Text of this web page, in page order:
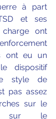
à part
et ses
ont
ont eu un
dispositif
style de
pas assez
sur le
sur le